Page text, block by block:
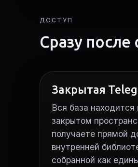
ДОСТУП
Сразу после
Закрытая
Вся база
закрытом
получаете прямой
внутренней
собранной как